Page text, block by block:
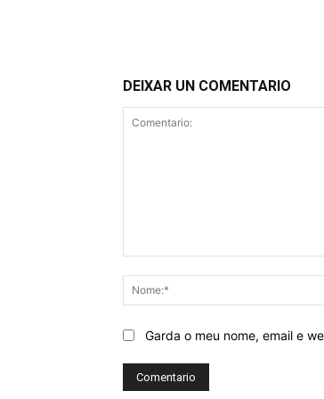
DEIXAR UN COMENTARIO
Garda o meu nome, email e